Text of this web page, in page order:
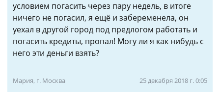
условием погасить через пару недель, в итоге
ничего не погасил, я ещё и забеременела, он
уехал в другой город под предлогом работать и
погасить кредиты, пропал! Могу ли я как нибудь с
него эти деньги взять?
Мария, г. Москва 25 декабря 2018 г. 0:05